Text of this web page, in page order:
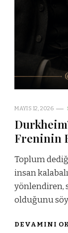
MAYIS 12, 2026
Freninin
Toplum
insan
yönlendiren,
olduğunu
DEVAMINI